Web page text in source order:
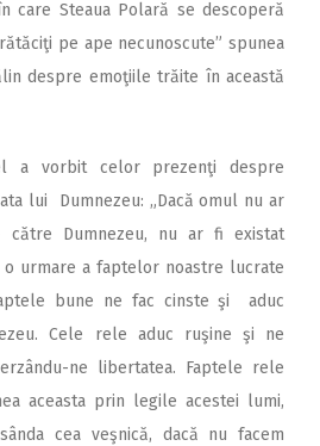
care Steaua Polară se descoperă
pe ape necunoscute” spunea
despre emoţiile trăite în această
a vorbit celor prezenţi despre
lui Dumnezeu: „Dacă omul nu ar
Dumnezeu, nu ar fi existat
o urmare a faptelor noastre lucrate
bune ne fac cinste şi aduc
Cele rele aduc ruşine şi ne
ne libertatea. Faptele rele
aceasta prin legile acestei lumi,
cea veşnică, dacă nu facem